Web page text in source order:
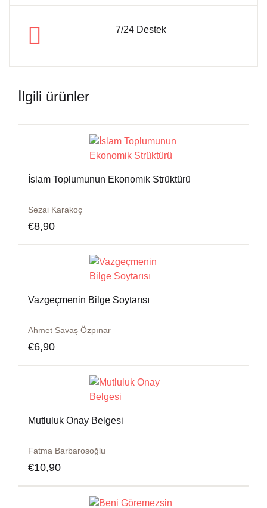
7/24 Destek
İlgili ürünler
İslam Toplumunun Ekonomik Strüktürü
Sezai Karakoç
€8,90
Vazgeçmenin Bilge Soytarısı
Ahmet Savaş Özpınar
€6,90
Mutluluk Onay Belgesi
Fatma Barbarosoğlu
€10,90